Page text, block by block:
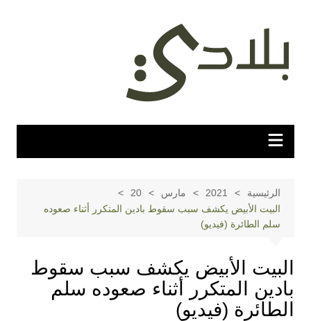
المحتوى
الرئيسية 2021 مارس
20
البيت الأبيض يكشف سبب سقوط بادين المتكرر أثناء صعوده
سلم الطائرة (فيديو)
البيت الأبيض يكشف سبب سقوط
بادين المتكرر أثناء صعوده سلم
الطائرة (فيديو)